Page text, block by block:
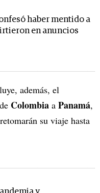
haber mentido a
en anuncios
además, el
Colombia a Panamá,
su viaje hasta